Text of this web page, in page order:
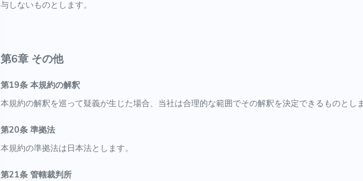
与しないものとします。
第6章 その他
第19条 本規約の解釈
本規約の解釈を巡って疑義が生じた場合、当社は合理的な範囲でその解釈を決定できるものとしま
第20条 準拠法
本規約の準拠法は日本法とします。
第21条 管轄裁判所